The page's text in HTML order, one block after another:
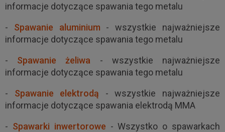
informacje dotyczące spawania tego metalu
- Spawanie aluminium - wszystkie najważniejsze
informacje dotyczące spawania tego metalu
- Spawanie żeliwa - wszystkie najważniejsze
informacje dotyczące spawania tego metalu
- Spawanie elektrodą - wszystkie najważniejsze
informacje dotyczące spawania elektrodą MMA
- Spawarki inwertorowe - Wszystko o spawarkach